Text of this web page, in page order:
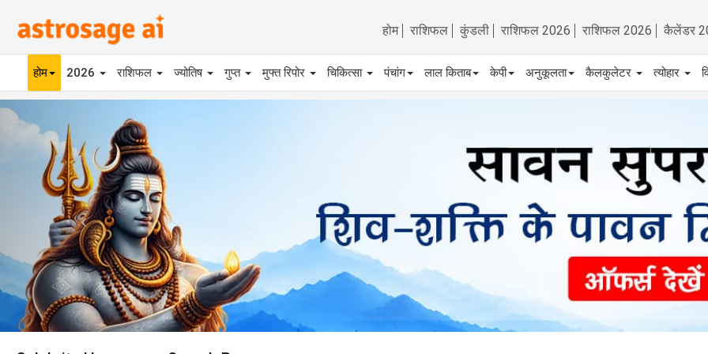
होम राशिफल कुंडली राशिफल 2026 राशिफल 2026 कैलेंडर
होम 2026 राशिफल ज्योतिष गुप्त मुफ्त रिपोर चिकित्सा पंचांग लाल किताब केपी अनुकूलता कैलकुलेटर त्योहार
Previous